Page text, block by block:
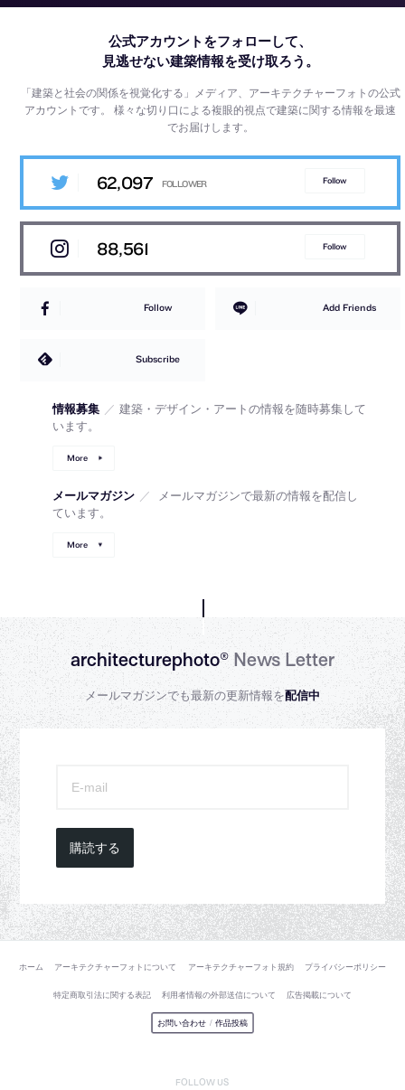
公式アカウントをフォローして、
見逃せない建築情報を受け取ろう。
「建築と社会の関係を視覚化する」メディア、アーキテクチャーフォトの公式
アカウントです。様々な切り口による複眼的視点で建築に関する情報を最速
でお届けします。
62,097 Follow
88,561 Follow
Follow Add Friends
Subscribe
情報募集 ／ 建築・デザイン・アートの情報を随時募集して
います。
More
メールマガジン ／
メールマガジンで最新の情報を配信し
ています。
More
architecturephoto®News Letter
メールマガジンでも最新の更新情報を配信中
購読する
ホーム アーキテクチャーフォトについて アーキテクチャーフォト規約 プライバシーポリシー
特定商取引法に関する表記 利用者情報の外部送信について 広告掲載について
お問い合わせ / 作品投稿